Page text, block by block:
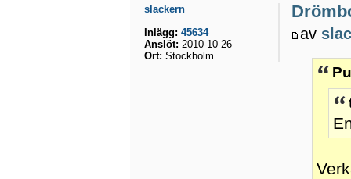
av
slackern
Inlägg: 45634
Anslöt: 2010-10-26
Ort: Stockholm